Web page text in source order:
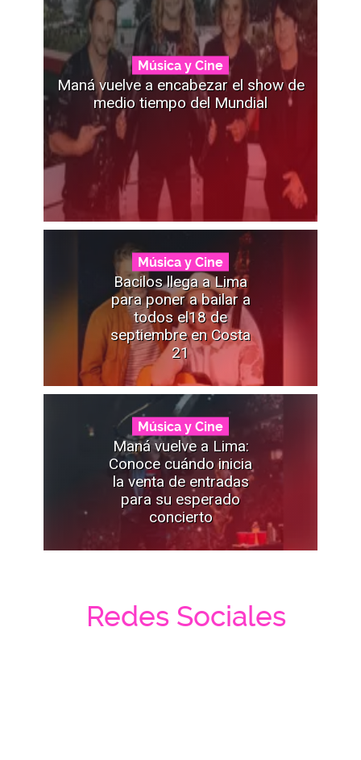
Música y Cine
Maná vuelve a encabezar el show de
medio tiempo del Mundial
Música y Cine
Bacilos llega a Lima
para poner a bailar a
todos el18 de
septiembre en Costa
21
Música y Cine
Maná vuelve a Lima:
Conoce cuándo inicia
la venta de entradas
para su esperado
concierto
Redes Sociales